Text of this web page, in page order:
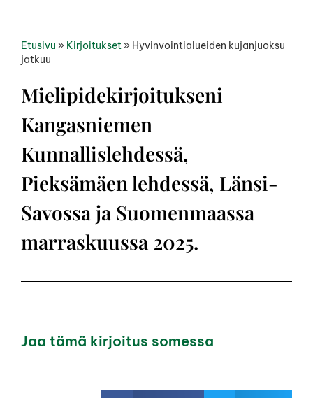
Etusivu » Kirjoitukset » Hyvinvointialueiden kujanjuoksu
jatkuu
Mielipidekirjoitukseni
Kangasniemen
Kunnallislehdessä,
Pieksämäen lehdessä, Länsi-
Savossa ja Suomenmaassa
marraskuussa 2025.
Jaa tämä kirjoitus somessa